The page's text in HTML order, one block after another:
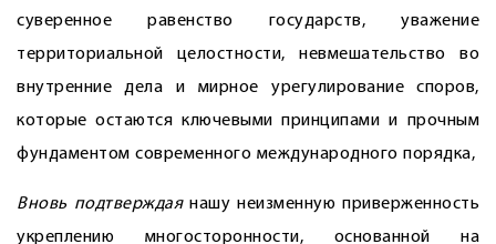
суверенное равенство государств, уважение
территориальной целостности, невмешательство во
внутренние дела и мирное урегулирование споров,
которые остаются ключевыми принципами и прочным
фундаментом современного международного порядка,
Вновь подтверждаянашу неизменную приверженность
укреплению многосторонности, основанной на